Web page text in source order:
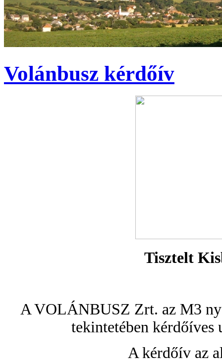
Volánbusz kérdőív
Tisztelt
A VOLÁNBUSZ Zrt. az M3
tekintetében kérdőíves
A kérdőív az